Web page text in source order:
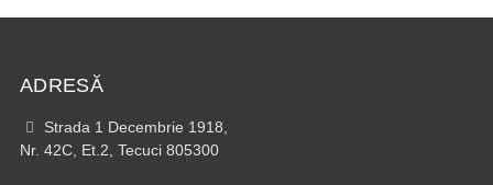
ADRESĂ
Strada 1 Decembrie 1918,
Nr. 42C, Et.2, Tecuci 805300